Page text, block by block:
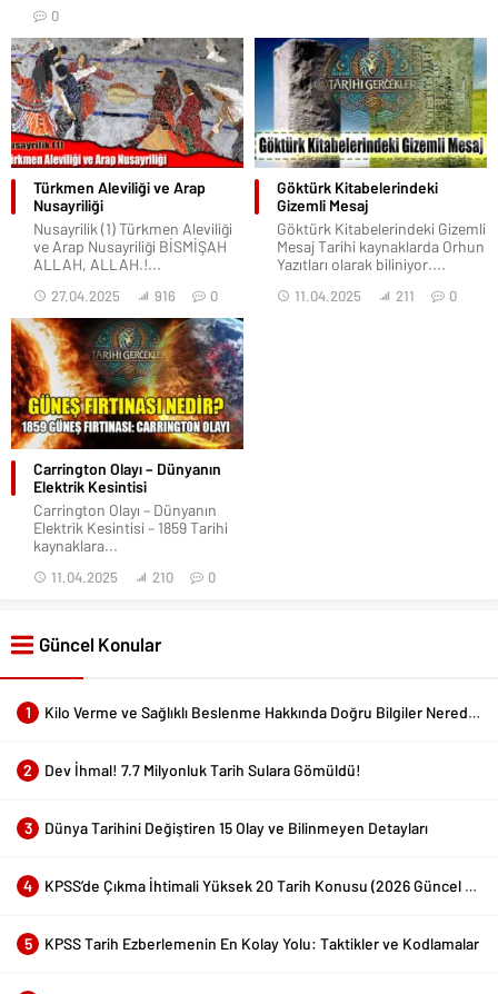
0
Türkmen Aleviliği ve Arap
Nusayriliği
Nusayrilik (1) Türkmen Aleviliği
ve Arap Nusayriliği BİSMİŞAH
ALLAH, ALLAH.!...
27.04.2025 916 0
Göktürk Kitabelerindeki
Gizemli Mesaj
Göktürk Kitabelerindeki Gizemli
Mesaj Tarihi kaynaklarda Orhun
Yazıtları olarak biliniyor....
11.04.2025 211 0
Carrington Olayı – Dünyanın
Elektrik Kesintisi
Carrington Olayı – Dünyanın
Elektrik Kesintisi – 1859 Tarihi
kaynaklara...
11.04.2025 210 0
Güncel Konular
1 Kilo Verme ve Sağlıklı Beslenme Hakkında Doğru Bilgiler Nerede Bulunur?
2 Dev İhmal! 7.7 Milyonluk Tarih Sulara Gömüldü!
3 Dünya Tarihini Değiştiren 15 Olay ve Bilinmeyen Detayları
4 KPSS’de Çıkma İhtimali Yüksek 20 Tarih Konusu (2026 Güncel Liste)
5 KPSS Tarih Ezberlemenin En Kolay Yolu: Taktikler ve Kodlamalar